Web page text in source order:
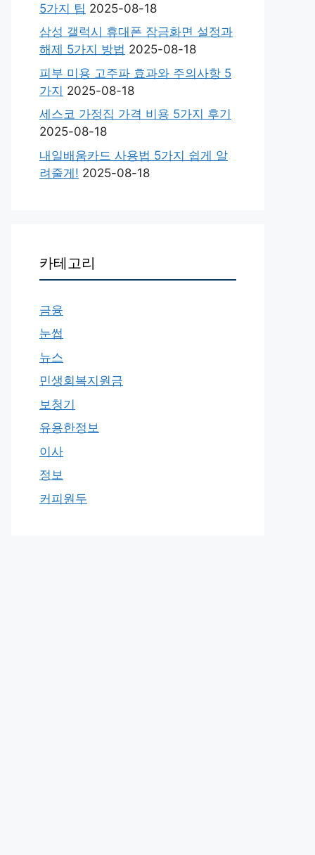
5가지 팁 2025-08-18
삼성 갤럭시 휴대폰 잠금화면 설정과
해제 5가지 방법 2025-08-18
피부 미용 고주파 효과와 주의사항 5
가지 2025-08-18
세스코 가정집 가격 비용 5가지 후기
2025-08-18
내일배움카드 사용법 5가지 쉽게 알
려줄게! 2025-08-18
카테고리
금융
눈썹
뉴스
민생회복지원금
보청기
유용한정보
이사
정보
커피원두